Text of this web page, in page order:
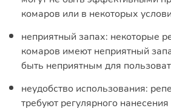
комаров или в некоторых
неприятный запах: некоторые
комаров имеют неприятный
быть неприятным для
неудобство использования:
требуют регулярного нанесения